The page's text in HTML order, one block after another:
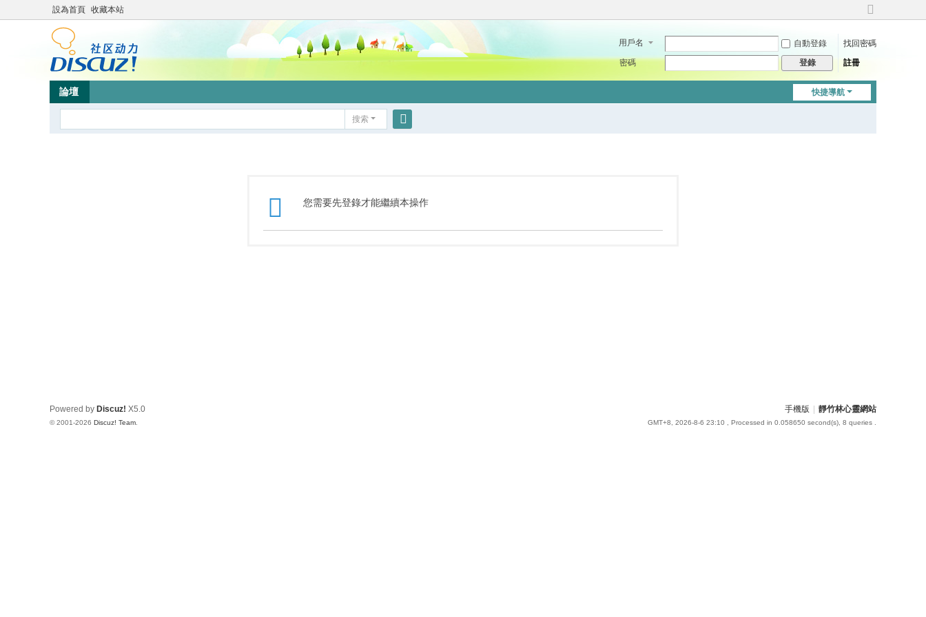
設為首頁 收藏本站
切
到
用戶名 自動登錄
找回密碼
密碼
登錄 註冊
快捷導航
論壇
搜索
您需要先登錄才能繼續本操作
手機版 靜竹林心靈網站
GMT+8, 2026-8-6 23:10 , Processed in 0.058650 second(s), 8 queries .
Powered by Discuz! X5.0
© 2001-2026 Discuz! Team